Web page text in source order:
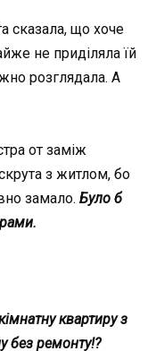
сказала, що хоче
не приділяла їй
розглядала. А
от заміж
з житлом, бо
замало. Було б
квартиру з
без ремонту!?